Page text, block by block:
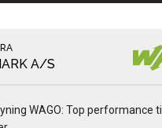
A/S
WAGO: Top performance til